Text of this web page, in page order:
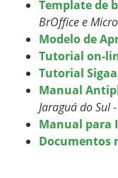
Oportunidades
Documentos Úteis
Assistência
Sistemas
Template de
BrOffice e
Modelo de
Tutorial on-
Tutorial
Manual
Jaraguá do Sul
Manual para
Documentos